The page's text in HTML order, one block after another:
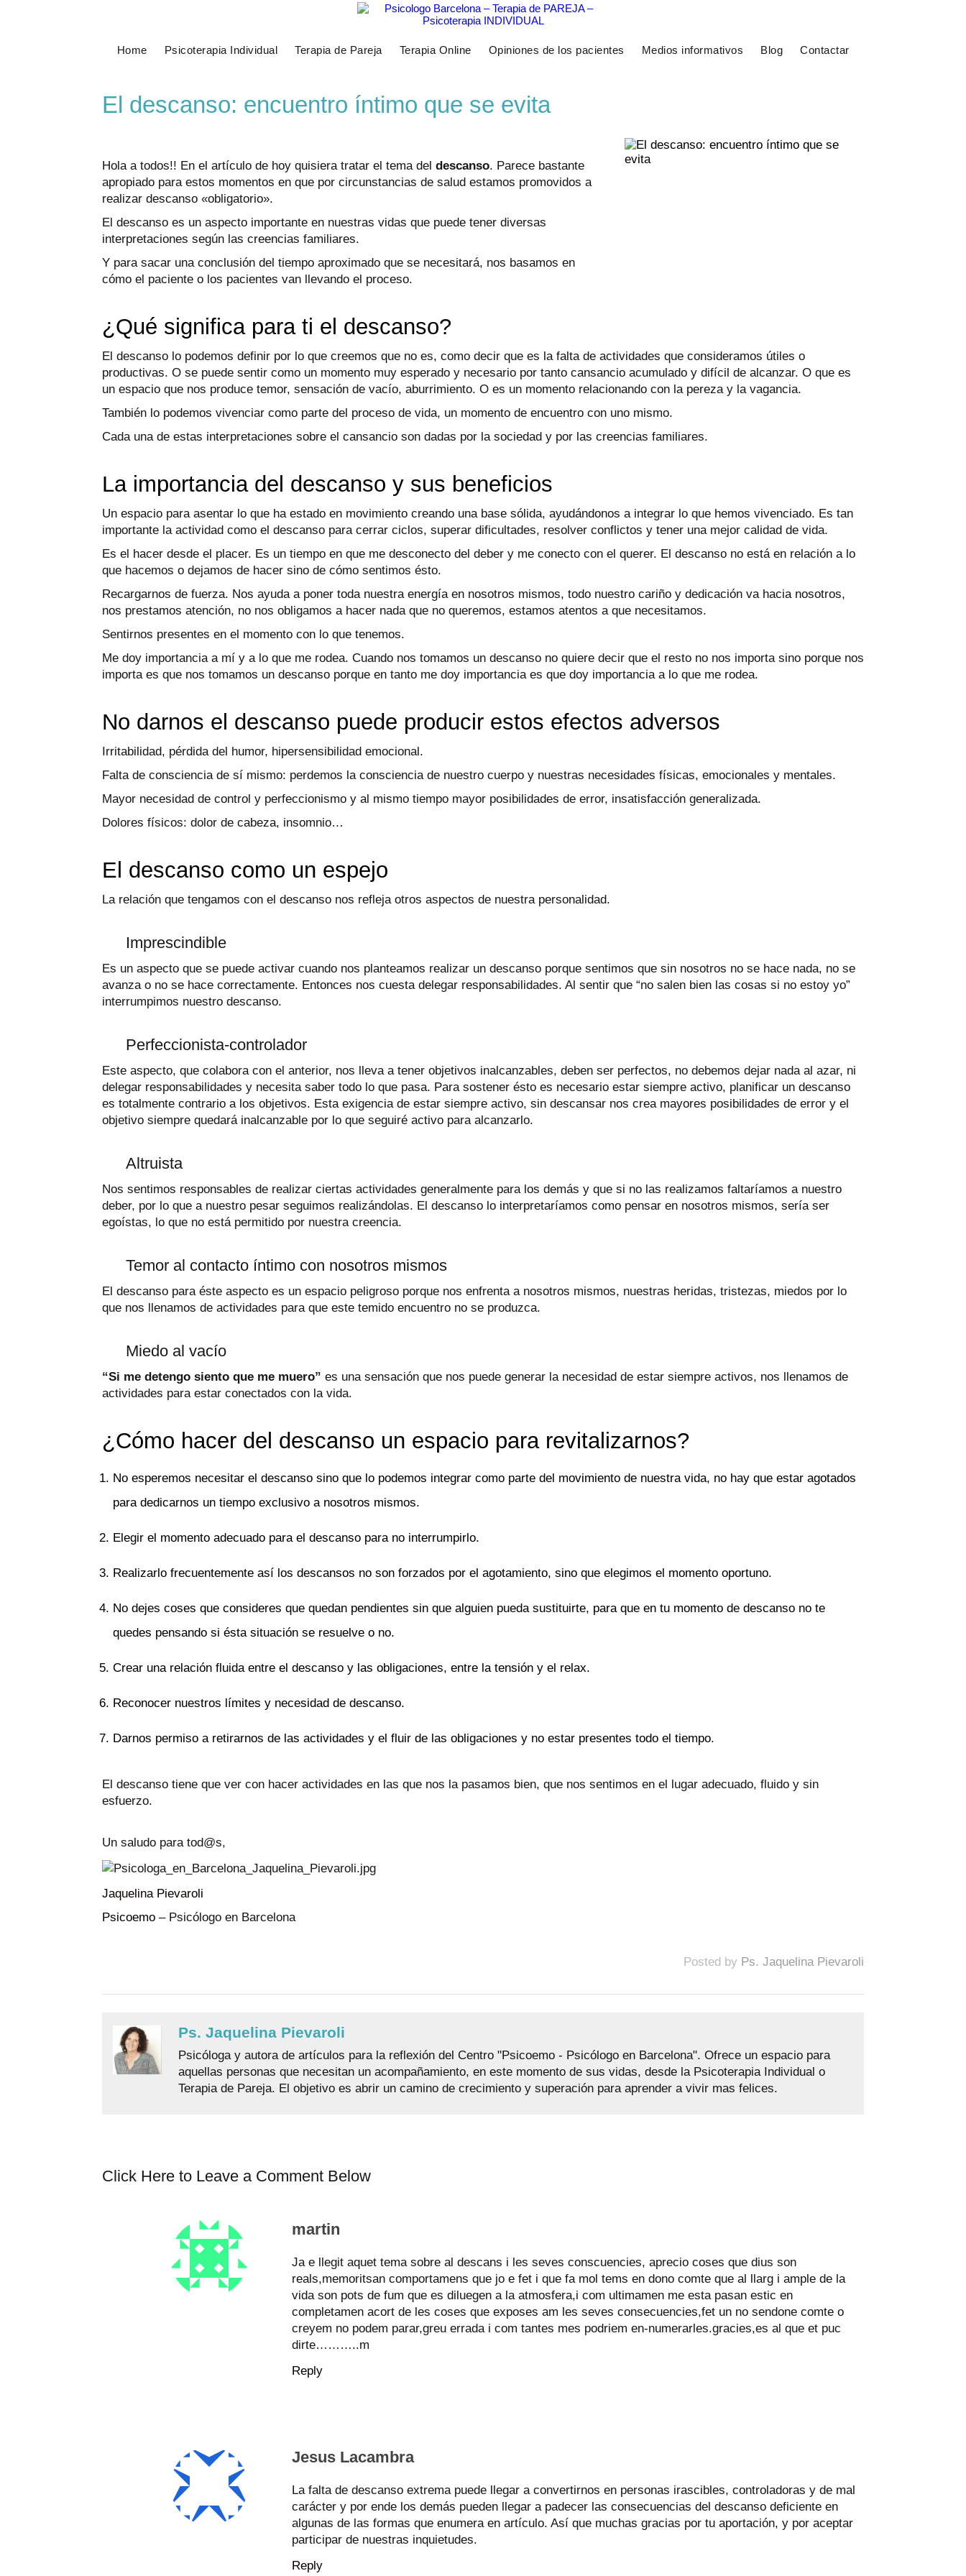
Home Psicoterapia Individual Terapia de Pareja Terapia Online Opiniones de los pacientes Medios informativos Blog Contactar
El descanso: encuentro íntimo que se evita
Hola a todos!! En el artículo de hoy quisiera tratar el tema del descanso. Parece bastante
apropiado para estos momentos en que por circunstancias de salud estamos promovidos a
realizar descanso «obligatorio».
El descanso es un aspecto importante en nuestras vidas que puede tener diversas
interpretaciones según las creencias familiares.
Y para sacar una conclusión del tiempo aproximado que se necesitará, nos basamos en
cómo el paciente o los pacientes van llevando el proceso.
¿Qué significa para ti el descanso?
El descanso lo podemos definir por lo que creemos que no es, como decir que es la falta de actividades que consideramos útiles o
productivas. O se puede sentir como un momento muy esperado y necesario por tanto cansancio acumulado y difícil de alcanzar. O que es
un espacio que nos produce temor, sensación de vacío, aburrimiento. O es un momento relacionando con la pereza y la vagancia.
También lo podemos vivenciar como parte del proceso de vida, un momento de encuentro con uno mismo.
Cada una de estas interpretaciones sobre el cansancio son dadas por la sociedad y por las creencias familiares.
La importancia del descanso y sus beneficios
Un espacio para asentar lo que ha estado en movimiento creando una base sólida, ayudándonos a integrar lo que hemos vivenciado. Es tan
importante la actividad como el descanso para cerrar ciclos, superar dificultades, resolver conflictos y tener una mejor calidad de vida.
Es el hacer desde el placer. Es un tiempo en que me desconecto del deber y me conecto con el querer. El descanso no está en relación a lo
que hacemos o dejamos de hacer sino de cómo sentimos ésto.
Recargarnos de fuerza. Nos ayuda a poner toda nuestra energía en nosotros mismos, todo nuestro cariño y dedicación va hacia nosotros,
nos prestamos atención, no nos obligamos a hacer nada que no queremos, estamos atentos a que necesitamos.
Sentirnos presentes en el momento con lo que tenemos.
Me doy importancia a mí y a lo que me rodea. Cuando nos tomamos un descanso no quiere decir que el resto no nos importa sino porque nos
importa es que nos tomamos un descanso porque en tanto me doy importancia es que doy importancia a lo que me rodea.
No darnos el descanso puede producir estos efectos adversos
Irritabilidad, pérdida del humor, hipersensibilidad emocional.
Falta de consciencia de sí mismo: perdemos la consciencia de nuestro cuerpo y nuestras necesidades físicas, emocionales y mentales.
Mayor necesidad de control y perfeccionismo y al mismo tiempo mayor posibilidades de error, insatisfacción generalizada.
Dolores físicos: dolor de cabeza, insomnio…
El descanso como un espejo
La relación que tengamos con el descanso nos refleja otros aspectos de nuestra personalidad.
Imprescindible
Es un aspecto que se puede activar cuando nos planteamos realizar un descanso porque sentimos que sin nosotros no se hace nada, no se
avanza o no se hace correctamente. Entonces nos cuesta delegar responsabilidades. Al sentir que “no salen bien las cosas si no estoy yo”
interrumpimos nuestro descanso.
Perfeccionista-controlador
Este aspecto, que colabora con el anterior, nos lleva a tener objetivos inalcanzables, deben ser perfectos, no debemos dejar nada al azar, ni
delegar responsabilidades y necesita saber todo lo que pasa. Para sostener ésto es necesario estar siempre activo, planificar un descanso
es totalmente contrario a los objetivos. Esta exigencia de estar siempre activo, sin descansar nos crea mayores posibilidades de error y el
objetivo siempre quedará inalcanzable por lo que seguiré activo para alcanzarlo.
Altruista
Nos sentimos responsables de realizar ciertas actividades generalmente para los demás y que si no las realizamos faltaríamos a nuestro
deber, por lo que a nuestro pesar seguimos realizándolas. El descanso lo interpretaríamos como pensar en nosotros mismos, sería ser
egoístas, lo que no está permitido por nuestra creencia.
Temor al contacto íntimo con nosotros mismos
El descanso para éste aspecto es un espacio peligroso porque nos enfrenta a nosotros mismos, nuestras heridas, tristezas, miedos por lo
que nos llenamos de actividades para que este temido encuentro no se produzca.
Miedo al vacío
“Si me detengo siento que me muero” es una sensación que nos puede generar la necesidad de estar siempre activos, nos llenamos de
actividades para estar conectados con la vida.
¿Cómo hacer del descanso un espacio para revitalizarnos?
No esperemos necesitar el descanso sino que lo podemos integrar como parte del movimiento de nuestra vida, no hay que estar agotados
para dedicarnos un tiempo exclusivo a nosotros mismos.
Elegir el momento adecuado para el descanso para no interrumpirlo.
Realizarlo frecuentemente así los descansos no son forzados por el agotamiento, sino que elegimos el momento oportuno.
No dejes coses que consideres que quedan pendientes sin que alguien pueda sustituirte, para que en tu momento de descanso no te
quedes pensando si ésta situación se resuelve o no.
Crear una relación fluida entre el descanso y las obligaciones, entre la tensión y el relax.
Reconocer nuestros límites y necesidad de descanso.
Darnos permiso a retirarnos de las actividades y el fluir de las obligaciones y no estar presentes todo el tiempo.
El descanso tiene que ver con hacer actividades en las que nos la pasamos bien, que nos sentimos en el lugar adecuado, fluido y sin
esfuerzo.
Un saludo para tod@s,
Jaquelina Pievaroli
Psicoemo – Psicólogo en Barcelona
Posted by Ps. Jaquelina Pievaroli
Ps. Jaquelina Pievaroli
Psicóloga y autora de artículos para la reflexión del Centro "Psicoemo - Psicólogo en Barcelona". Ofrece un espacio para
aquellas personas que necesitan un acompañamiento, en este momento de sus vidas, desde la Psicoterapia Individual o
Terapia de Pareja. El objetivo es abrir un camino de crecimiento y superación para aprender a vivir mas felices.
Click Here to Leave a Comment Below
martin
Ja e llegit aquet tema sobre al descans i les seves conscuencies, aprecio coses que dius son
reals,memoritsan comportamens que jo e fet i que fa mol tems en dono comte que al llarg i ample de la
vida son pots de fum que es diluegen a la atmosfera,i com ultimamen me esta pasan estic en
completamen acort de les coses que exposes am les seves consecuencies,fet un no sendone comte o
creyem no podem parar,greu errada i com tantes mes podriem en-numerarles.gracies,es al que et puc
dirte………..m
Reply
Jesus Lacambra
La falta de descanso extrema puede llegar a convertirnos en personas irascibles, controladoras y de mal
carácter y por ende los demás pueden llegar a padecer las consecuencias del descanso deficiente en
algunas de las formas que enumera en artículo. Así que muchas gracias por tu aportación, y por aceptar
participar de nuestras inquietudes.
Reply